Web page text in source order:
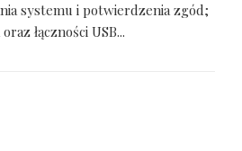
systemu i potwierdzenia zgód;
łączności USB...